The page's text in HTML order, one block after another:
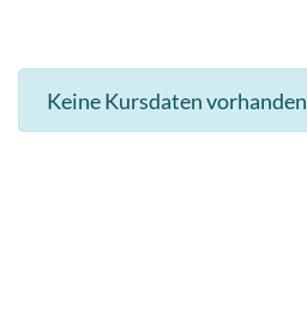
Keine Kursdaten vorhanden